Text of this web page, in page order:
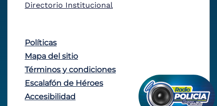
Directorio Institucional
Políticas
Mapa del sitio
Términos y condiciones
Escalafón de Héroes
Accesibilidad